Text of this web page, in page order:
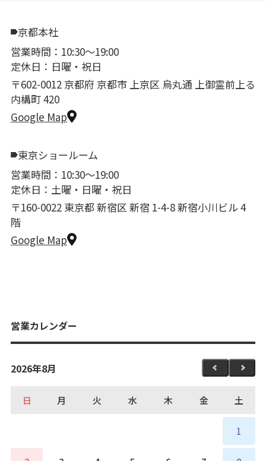
京都本社
営業時間：10:30〜19:00
定休日：日曜・祝日
〒602-0012 京都府 京都市 上京区 烏丸通 上御霊前上る
内構町 420
Google Map
東京ショールーム
営業時間：10:30〜19:00
定休日：土曜・日曜・祝日
〒160-0022 東京都 新宿区 新宿 1-4-8 新宿小川ビル 4
階
Google Map
営業カレンダー
2026年8月
日 月 火 水 木 金 土
1